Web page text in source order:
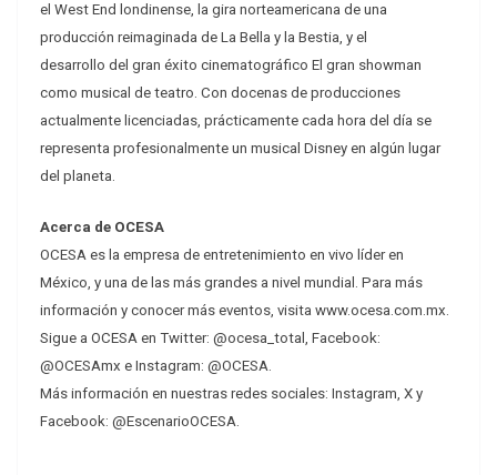
el West End londinense, la gira norteamericana de una
producción reimaginada de La Bella y la Bestia, y el
desarrollo del gran éxito cinematográfico El gran showman
como musical de teatro. Con docenas de producciones
actualmente licenciadas, prácticamente cada hora del día se
representa profesionalmente un musical Disney en algún lugar
del planeta.
Acerca de OCESA
OCESA es la empresa de entretenimiento en vivo líder en
México, y una de las más grandes a nivel mundial. Para más
información y conocer más eventos, visita www.ocesa.com.mx.
Sigue a OCESA en Twitter: @ocesa_total, Facebook:
@OCESAmx e Instagram: @OCESA.
Más información en nuestras redes sociales: Instagram, X y
Facebook: @EscenarioOCESA.